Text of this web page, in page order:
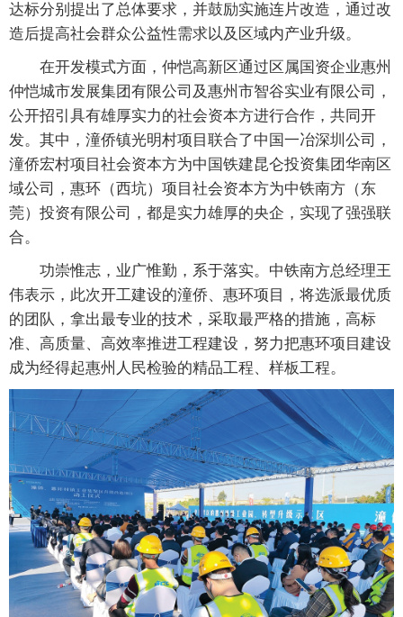
达标分别提出了总体要求，并鼓励实施连片改造，通过改
造后提高社会群众公益性需求以及区域内产业升级。
在开发模式方面，仲恺高新区通过区属国资企业惠州
仲恺城市发展集团有限公司及惠州市智谷实业有限公司，
公开招引具有雄厚实力的社会资本方进行合作，共同开
发。其中，潼侨镇光明村项目联合了中国一冶深圳公司，
潼侨宏村项目社会资本方为中国铁建昆仑投资集团华南区
域公司，惠环（西坑）项目社会资本方为中铁南方（东
莞）投资有限公司，都是实力雄厚的央企，实现了强强联
合。
功崇惟志，业广惟勤，系于落实。中铁南方总经理王
伟表示，此次开工建设的潼侨、惠环项目，将选派最优质
的团队，拿出最专业的技术，采取最严格的措施，高标
准、高质量、高效率推进工程建设，努力把惠环项目建设
成为经得起惠州人民检验的精品工程、样板工程。